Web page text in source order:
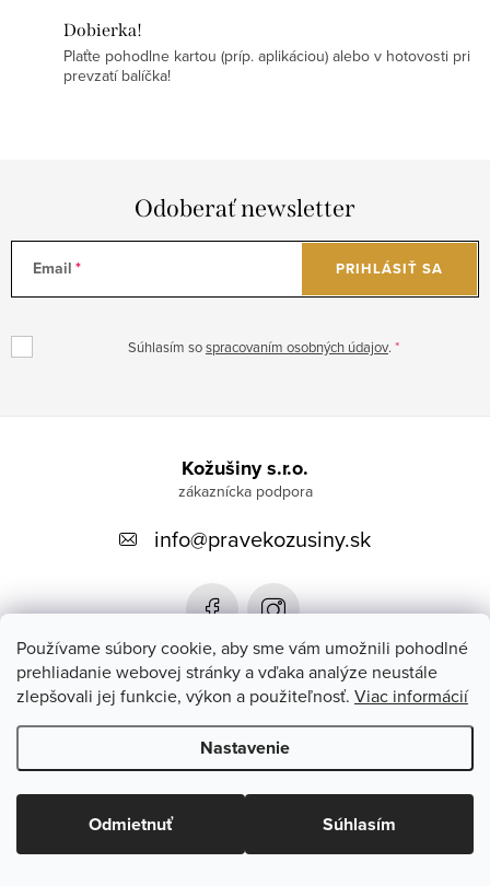
Používame súbory cookie, aby sme vám umožnili pohodlné
prehliadanie webovej stránky a vďaka analýze neustále
zlepšovali jej funkcie, výkon a použiteľnosť. Viac informácií
Nastavenie
Odmietnuť Súhlasím
Dobierka!
Plaťte pohodlne kartou (príp. aplikáciou) alebo v hotovosti pri
prevzatí balíčka!
Odoberať newsletter
Email
Súhlasím sospracovaním osobných údajov.
PRIHLÁSIŤ SA
i
Kožušiny s.r.o.
info@pravekozusiny.sk
Zákaznícky servis
Copyright 2026#PRAVEKOZUSINY.SK#. Všetky práva vyhradené.
Upraviť nastavenie cookies